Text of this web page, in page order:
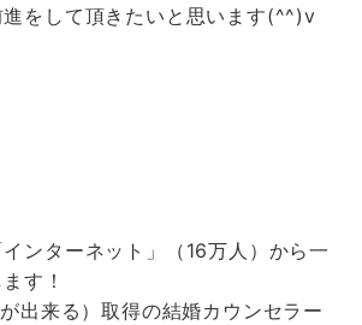
進をして頂きたいと思います(^^)v
インターネット」（16万人）から一
す！
出来る）取得の結婚カウンセラー